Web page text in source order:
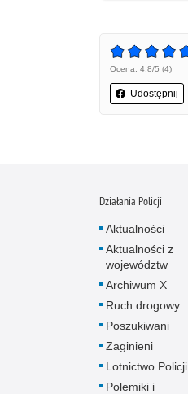
Ocena: 4.8/5 (4)
Udostępnij
Działania Policji
Aktualności
Aktualności z
województw
Archiwum X
Ruch drogowy
Poszukiwani
Zaginieni
Lotnictwo Policji
Polemiki i